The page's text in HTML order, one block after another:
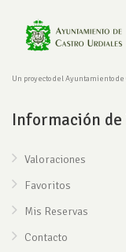
Un proyecto del Ayuntamiento de
Información
Valoraciones
Favoritos
Mis Reservas
Contacto